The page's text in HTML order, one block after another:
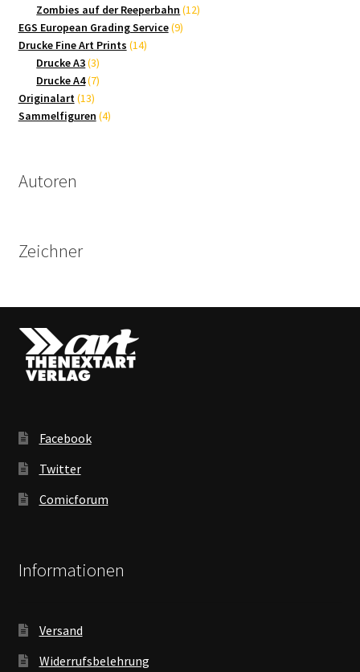
Produkte
Zombies auf der Reeperbahn 1212
EGS European Grading Service 99
Drucke Fine Art Prints 1414
Drucke A3 33
Produkte
Drucke A4 77
Originalart 1313
Produkte
Sammelfiguren 44
Autoren
Zeichner
Facebook
Twitter
Comicforum
Informationen
Versand
Widerrufsbelehrung